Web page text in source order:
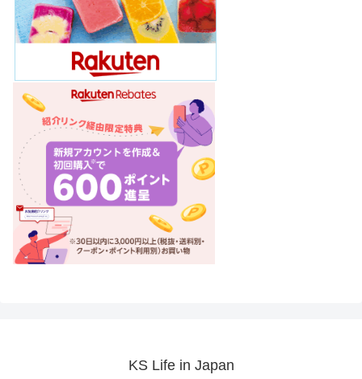
KS Life in Japan